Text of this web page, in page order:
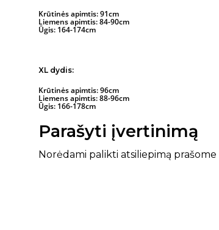
Krūtinės apimtis: 91cm
Liemens apimtis: 84-90cm
Ūgis: 164-174cm
XL dydis:
Krūtinės apimtis: 96cm
Liemens apimtis: 88-96cm
Ūgis: 166-178cm
Parašyti įvertinimą
Norėdami palikti atsiliepimą prašome